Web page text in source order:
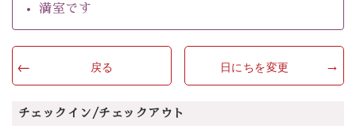
満室です
戻る 日にちを変更
チェックイン/チェックアウト